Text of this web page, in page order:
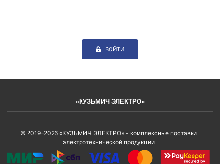
ВОЙТИ
«КУЗЬМИЧ ЭЛЕКТРО»
© 2019–2026 «КУЗЬМИЧ ЭЛЕКТРО» - комплексные поставки
электротехнической продукции